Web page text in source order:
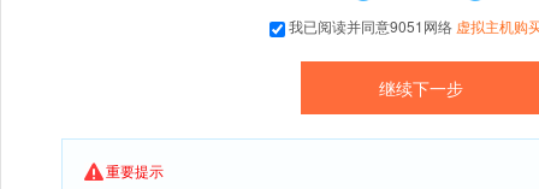
我已阅读并同意9051网络 虚拟主机购
重要提示